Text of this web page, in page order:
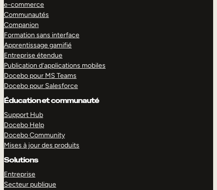
e-commerce
Communautés
Companion
Formation sans interface
Apprentissage gamifié
Entreprise étendue
Publication d’applications mobiles
Docebo pour MS Teams
Docebo pour Salesforce
Éducation et communauté
Support Hub
Docebo Help
Docebo Community
Mises à jour des produits
Solutions
Entreprise
Secteur publique